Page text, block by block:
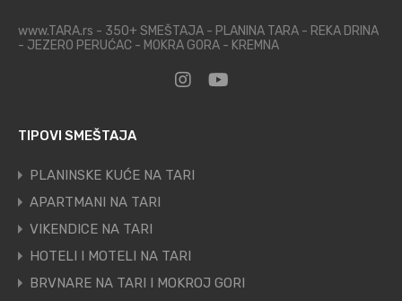
www.TARA.rs - 350+ SMEŠTAJA - PLANINA TARA - REKA DRINA
- JEZERO PERUĆAC - MOKRA GORA - KREMNA
TIPOVI SMEŠTAJA
PLANINSKE KUĆE NA TARI
APARTMANI NA TARI
VIKENDICE NA TARI
HOTELI I MOTELI NA TARI
BRVNARE NA TARI I MOKROJ GORI